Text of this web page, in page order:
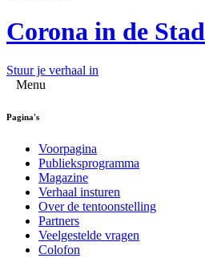
Corona in de Stad
Stuur je verhaal in
Menu
Pagina's
Voorpagina
Publieksprogramma
Magazine
Verhaal insturen
Over de tentoonstelling
Partners
Veelgestelde vragen
Colofon